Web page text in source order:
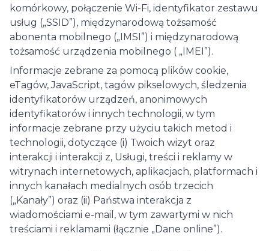
komórkowy, połączenie Wi-Fi, identyfikator zestawu
usług („SSID”), międzynarodową tożsamość
abonenta mobilnego („IMSI”) i międzynarodową
tożsamość urządzenia mobilnego ( „IMEI”).
Informacje zebrane za pomocą plików cookie,
eTagów, JavaScript, tagów pikselowych, śledzenia
identyfikatorów urządzeń, anonimowych
identyfikatorów i innych technologii, w tym
informacje zebrane przy użyciu takich metod i
technologii, dotyczące (i) Twoich wizyt oraz
interakcji i interakcji z, Usługi, treści i reklamy w
witrynach internetowych, aplikacjach, platformach i
innych kanałach medialnych osób trzecich
(„Kanały”) oraz (ii) Państwa interakcja z
wiadomościami e-mail, w tym zawartymi w nich
treściami i reklamami (łącznie „Dane online”).